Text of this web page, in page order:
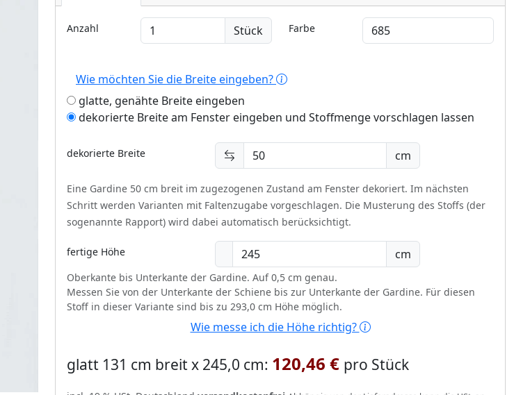
Anzahl Stück Farbe
Wie möchten Sie die Breite eingeben?
glatte, genähte Breite eingeben
dekorierte Breite am Fenster eingeben und Stoffmenge vorschlagen lassen
dekorierte Breite cm
Eine Gardine 50 cm breit im zugezogenen Zustand am Fenster dekoriert. Im nächsten
Schritt werden Varianten mit Faltenzugabe vorgeschlagen. Die Musterung des Stoffs (der
sogenannte Rapport) wird dabei automatisch berücksichtigt.
fertige Höhe cm
Oberkante bis Unterkante der Gardine. Auf 0,5 cm genau.
Messen Sie von der Unterkante der Schiene bis zur Unterkante der Gardine. Für diesen
Stoff in dieser Variante sind bis zu 293,0 cm Höhe möglich.
Wie messe ich die Höhe richtig?
glatt 131 cm breit x 245,0 cm: 120,46 € pro Stück